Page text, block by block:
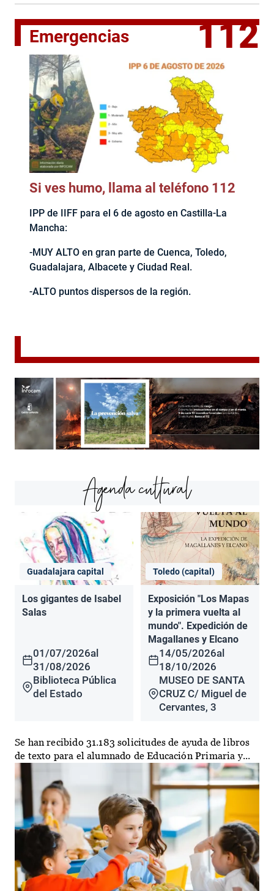
Emergencias 112
Si ves humo, llama al teléfono 112
IPP de IIFF para el 6 de agosto en Castilla-La
Mancha:
-MUY ALTO en gran parte de Cuenca, Toledo,
Guadalajara, Albacete y Ciudad Real.
-ALTO puntos dispersos de la región.
Agenda cultural
Guadalajara capital
Los gigantes de Isabel
Salas
01/07/2026al
31/08/2026
Biblioteca Pública
del Estado
Toledo (capital)
Exposición "Los Mapas
y la primera vuelta al
mundo". Expedición de
Magallanes y Elcano
14/05/2026al
18/10/2026
MUSEO DE SANTA
CRUZ C/ Miguel de
Cervantes, 3
Se han recibido 31.183 solicitudes de ayuda de libros
de texto para el alumnado de Educación Primaria y...